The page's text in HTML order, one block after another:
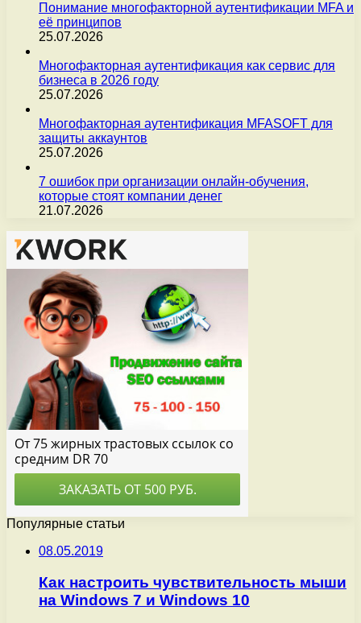
Понимание многофакторной аутентификации MFA и
её принципов
25.07.2026
Многофакторная аутентификация как сервис для
бизнеса в 2026 году
25.07.2026
Многофакторная аутентификация MFASOFT для
защиты аккаунтов
25.07.2026
7 ошибок при организации онлайн-обучения,
которые стоят компании денег
21.07.2026
Популярные статьи
08.05.2019
Как настроить чувствительность мыши
на Windows 7 и Windows 10